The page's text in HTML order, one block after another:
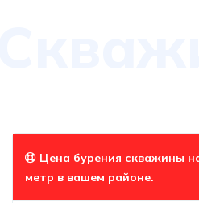
Цена бурения скважины
метр в вашем районе.